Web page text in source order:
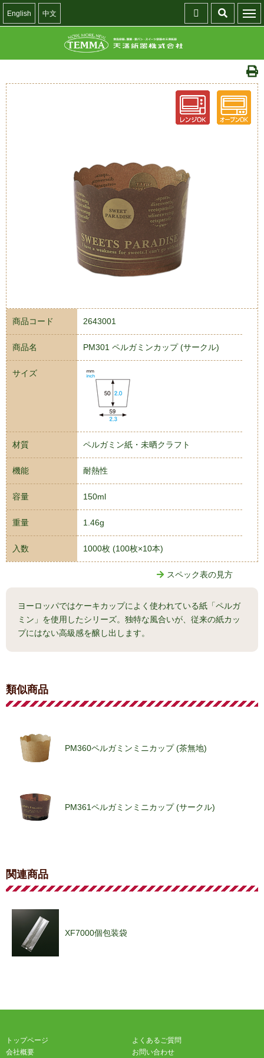
English 中文
商品コード 2643001
商品名 PM301 ペルガミンカップ (サークル)
サイズ
材質 ペルガミン紙・未晒クラフト
機能 耐熱性
容量 150ml
重量 1.46g
入数 1000枚 (100枚×10本)
スペック表の見方
ヨーロッパではケーキカップによく使われている紙「ペルガ
ミン」を使用したシリーズ。独特な風合いが、従来の紙カッ
プにはない高級感を醸し出します。
類似商品
PM360ペルガミンミニカップ (茶無地)
PM361ペルガミンミニカップ (サークル)
PM341ペルガミンパネカップ (アンティーク)
関連商品
XF7000個包装袋
トップページ
会社概要
よくあるご質問
お問い合わせ